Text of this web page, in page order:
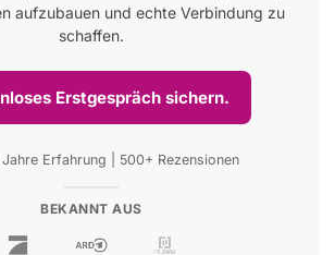
aufzubauen und echte Verbindung zu
schaffen.
Erstgespräch sichern.
Erfahrung | 500+ Rezensionen
BEKANNT AUS